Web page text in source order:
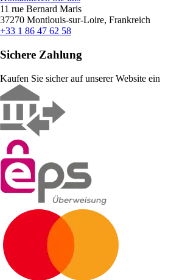
11 rue Bernard Maris
37270 Montlouis-sur-Loire, Frankreich
+33 1 86 47 62 58
Sichere Zahlung
Kaufen Sie sicher auf unserer Website ein